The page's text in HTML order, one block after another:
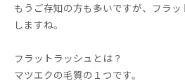
もうご存知の方も多いですが、フラ
しますね。
フラットラッシュとは？
マツエクの毛質の１つです。